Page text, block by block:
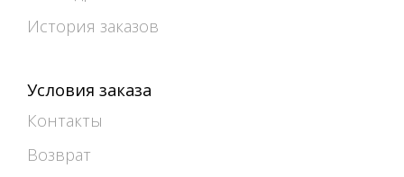
История заказов
Условия заказа
Контакты
Возврат